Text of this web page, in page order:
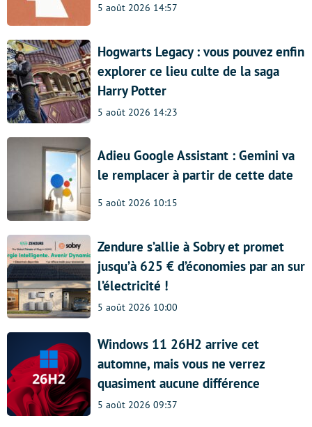
5 août 2026 14:57
Hogwarts Legacy : vous pouvez enfin
explorer ce lieu culte de la saga
Harry Potter
5 août 2026 14:23
Adieu Google Assistant : Gemini va
le remplacer à partir de cette date
5 août 2026 10:15
Zendure s’allie à Sobry et promet
jusqu’à 625 € d’économies par an sur
l’électricité !
5 août 2026 10:00
Windows 11 26H2 arrive cet
automne, mais vous ne verrez
quasiment aucune différence
5 août 2026 09:37